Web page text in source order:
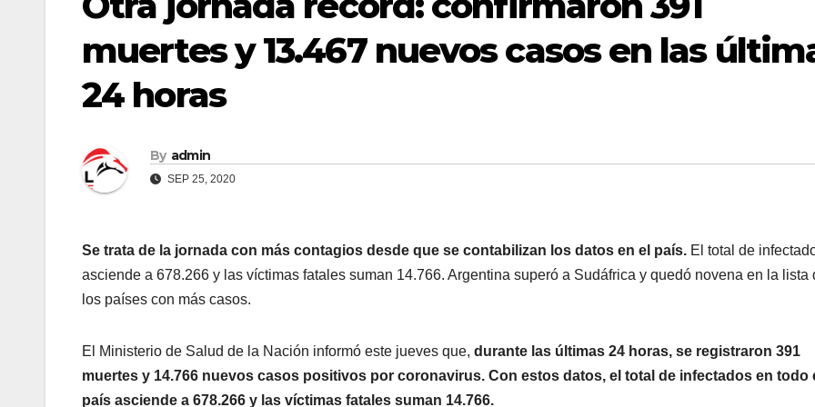
muertes y 13.467 nuevos casos en las
24 horas
By admin
SEP 25, 2020
Se trata de la jornada con más contagios desde que se contabilizan los datos en el país. El total de
asciende a 678.266 y las víctimas fatales suman 14.766. Argentina superó a Sudáfrica y quedó novena en la lista
los países con más casos.
El Ministerio de Salud de la Nación informó este jueves que, durante las últimas 24 horas, se registraron 391
muertes y 14.766 nuevos casos positivos por coronavirus. Con estos datos, el total de infectados en todo
país asciende a 678.266 y las víctimas fatales suman 14.766.